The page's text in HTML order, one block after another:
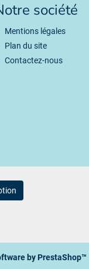
société
Mentions légales
Plan du site
Contactez-nous
by PrestaShop™